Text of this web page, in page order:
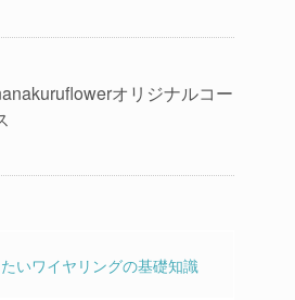
オリジナルコー
いワイヤリングの基礎知識